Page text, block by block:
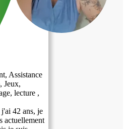
Assistance
Jeux,
lecture ,
42 ans, je
actuellement